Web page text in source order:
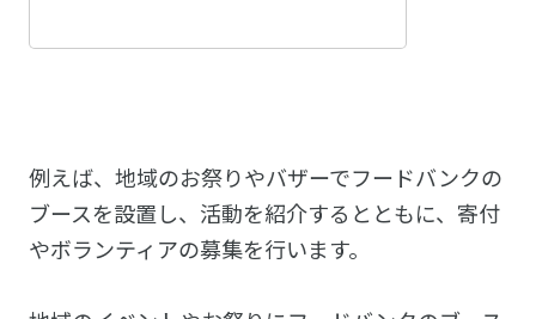
例えば、地域のお祭りやバザーでフードバンクの
ブースを設置し、活動を紹介するとともに、寄付
やボランティアの募集を行います。